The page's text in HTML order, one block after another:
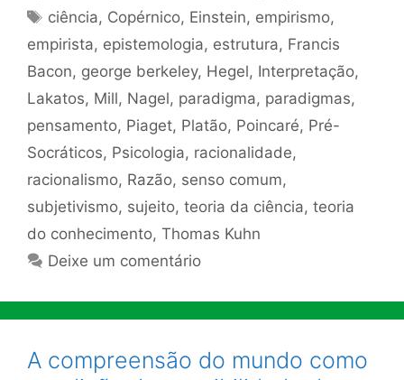
Tags
ciência, Copérnico, Einstein, empirismo,
empirista, epistemologia, estrutura, Francis
Bacon, george berkeley, Hegel, Interpretação,
Lakatos, Mill, Nagel, paradigma, paradigmas,
pensamento, Piaget, Platão, Poincaré, Pré-
Socráticos, Psicologia, racionalidade,
racionalismo, Razão, senso comum,
subjetivismo, sujeito, teoria da ciência, teoria
do conhecimento, Thomas Kuhn
Deixe um comentário
A compreensão do mundo como